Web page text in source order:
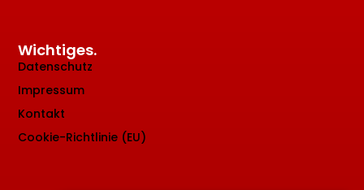
Wichtiges.
Datenschutz
Impressum
Kontakt
Cookie-Richtlinie (EU)